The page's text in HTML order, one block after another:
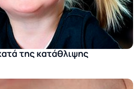
της κατάθλιψης